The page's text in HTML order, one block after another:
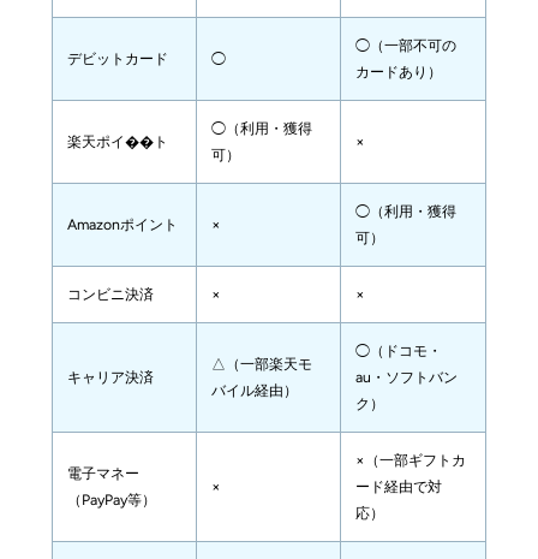
デビットカード ◯
◯（一部不可の
カードあり）
楽天ポイ��ト
◯（利用・獲得
可）
×
Amazonポイント ×
◯（利用・獲得
可）
コンビニ決済 × ×
キャリア決済
△（一部楽天モ
バイル経由）
◯（ドコモ・
au・ソフトバン
ク）
電子マネー
（PayPay等）
×
×（一部ギフトカ
ード経由で対
応）